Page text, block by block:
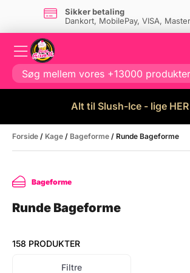
Sikker betaling
Dankort, MobilePay, VISA,
Alt til Slush-Ice - lige
Forside / Kage / Bageforme / Runde Bageforme
Bageforme
Runde Bageforme
158 PRODUKTER
Filtre